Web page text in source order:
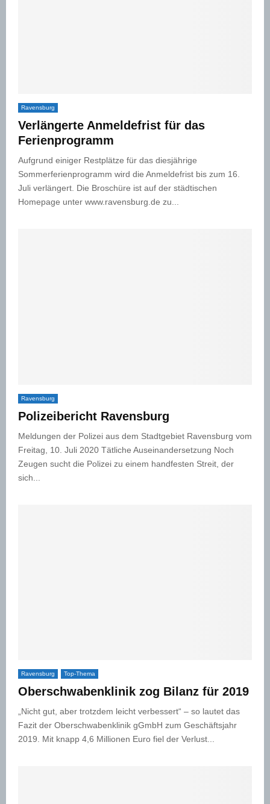
Ravensburg
Verlängerte Anmeldefrist für das
Ferienprogramm
Aufgrund einiger Restplätze für das diesjährige
Sommerferienprogramm wird die Anmeldefrist bis zum 16.
Juli verlängert. Die Broschüre ist auf der städtischen
Homepage unter www.ravensburg.de zu...
Ravensburg
Polizeibericht Ravensburg
Meldungen der Polizei aus dem Stadtgebiet Ravensburg vom
Freitag, 10. Juli 2020 Tätliche Auseinandersetzung Noch
Zeugen sucht die Polizei zu einem handfesten Streit, der
sich...
Ravensburg Top-Thema
Oberschwabenklinik zog Bilanz für 2019
„Nicht gut, aber trotzdem leicht verbessert“ – so lautet das
Fazit der Oberschwabenklinik gGmbH zum Geschäftsjahr
2019. Mit knapp 4,6 Millionen Euro fiel der Verlust...